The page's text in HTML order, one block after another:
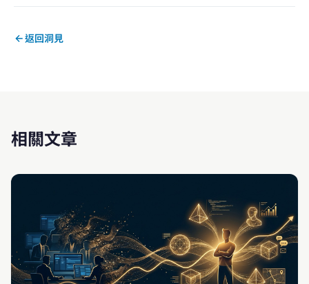
返回洞見
相關文章